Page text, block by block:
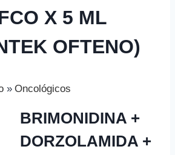
X 5 ML
OFTENO)
Oncológicos
BRIMONIDINA +
DORZOLAMIDA +